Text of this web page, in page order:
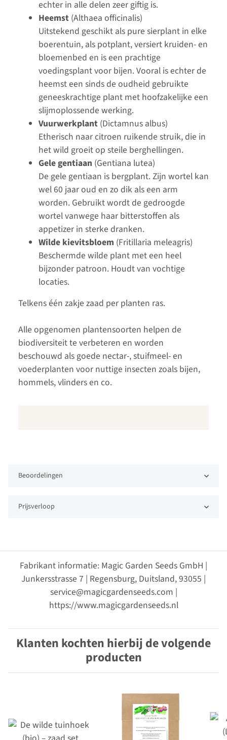
echter in alle delen zeer giftig is.
Heemst (Althaea officinalis)
Uitstekend geschikt als pure sierplant in elke
boerentuin, als potplant, versiert kruiden- en
bloemenbed en is een prachtige
voedingsplant voor bijen. Vooral is echter de
heemst een sinds de oudheid gebruikte
geneeskrachtige plant met hoofzakelijke een
slijmoplossende werking.
Vuurwerkplant (Dictamnus albus)
Etherisch naar citroen ruikende struik, die in
het wild groeit op steile berghellingen.
Gele gentiaan (Gentiana lutea)
De gele gentiaan is bergplant. Zijn wortel kan
wel 60 jaar oud en zo dik als een arm
worden. Gebruikt wordt de gedroogde
wortel vanwege haar bitterstoffen als
appetizer in sterke dranken.
Wilde kievitsbloem (Fritillaria meleagris)
Beschermde wilde plant met een heel
bijzonder patroon. Houdt van vochtige
locaties.
Telkens één zakje zaad per planten ras.
Alle opgenomen plantensoorten helpen de
biodiversiteit te verbeteren en worden
beschouwd als goede nectar-, stuifmeel- en
voederplanten voor nuttige insecten zoals bijen,
hommels, vlinders en co.
Beoordelingen
Prijsverloop
Fabrikant informatie: Magic Garden Seeds GmbH |
Junkersstrasse 7 | Regensburg, Duitsland, 93055 |
service@magicgardenseeds.com |
https://www.magicgardenseeds.nl
Klanten kochten hierbij de volgende
producten